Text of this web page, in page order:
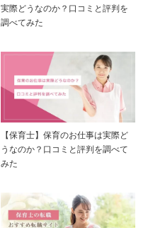
実際どうなのか？口コミと評判を
調べてみた
【保育士】保育のお仕事は実際ど
うなのか？口コミと評判を調べて
みた